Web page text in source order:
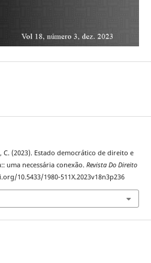
C. (2023). Estado democrático de direito e
uma necessária conexão. Revista Do Direito
10.5433/1980-511X.2023v18n3p236